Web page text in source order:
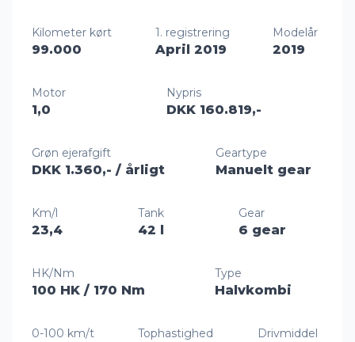
Kilometer kørt
99.000
1. registrering
April 2019
Modelår
2019
Motor
1,0
Nypris
DKK 160.819,-
Grøn ejerafgift
DKK 1.360,- / årligt
Geartype
Manuelt gear
Km/l
23,4
Tank
42 l
Gear
6 gear
HK/Nm
100 HK / 170 Nm
Type
Halvkombi
0-100 km/t Tophastighed Drivmiddel